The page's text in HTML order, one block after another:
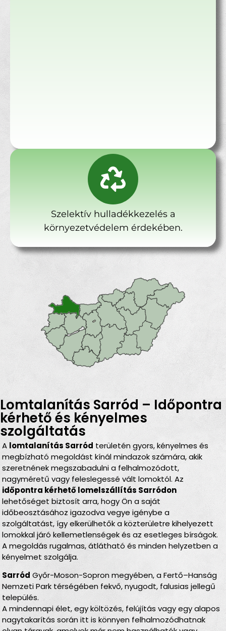
Szelektív hulladékkezelés a
környezetvédelem érdekében.
Lomtalanítás Sarród – Időpontra
kérhető és kényelmes
szolgáltatás
A lomtalanítás Sarród területén gyors, kényelmes és
megbízható megoldást kínál mindazok számára, akik
szeretnének megszabadulni a felhalmozódott,
nagyméretű vagy feleslegessé vált lomoktól. Az
időpontra kérhető lomelszállítás Sarródon
lehetőséget biztosít arra, hogy Ön a saját
időbeosztásához igazodva vegye igénybe a
szolgáltatást, így elkerülhetők a közterületre kihelyezett
lomokkal járó kellemetlenségek és az esetleges bírságok.
A megoldás rugalmas, átlátható és minden helyzetben a
kényelmet szolgálja.
Sarród Győr-Moson-Sopron megyében, a Fertő–Hanság
Nemzeti Park térségében fekvő, nyugodt, falusias jellegű
település.
A mindennapi élet, egy költözés, felújítás vagy egy alapos
nagytakarítás során itt is könnyen felhalmozódhatnak